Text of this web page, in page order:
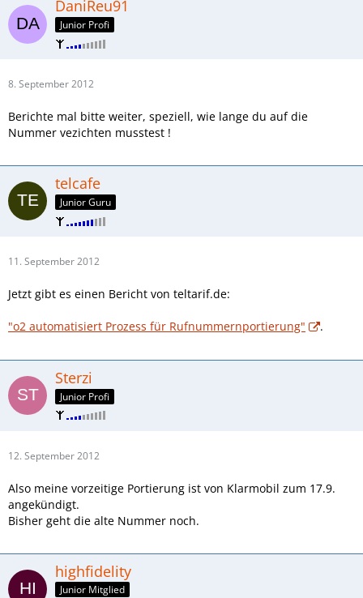
DaniReu91
Junior Profi
8. September 2012
Berichte mal bitte weiter, speziell, wie lange du auf die
Nummer vezichten musstest !
telcafe
Junior Guru
11. September 2012
Jetzt gibt es einen Bericht von teltarif.de:
"o2 automatisiert Prozess für Rufnummernportierung" .
Sterzi
Junior Profi
12. September 2012
Also meine vorzeitige Portierung ist von Klarmobil zum 17.9.
angekündigt.
Bisher geht die alte Nummer noch.
highfidelity
Junior Mitglied